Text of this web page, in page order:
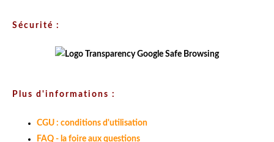
Sécurité :
Plus d'informations :
CGU : conditions d'utilisation
FAQ - la foire aux questions